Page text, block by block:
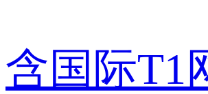
含国际T1